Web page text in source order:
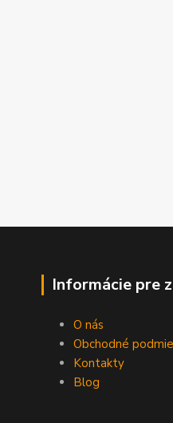
Informácie pre
O nás
Obchodné
Kontakty
Blog